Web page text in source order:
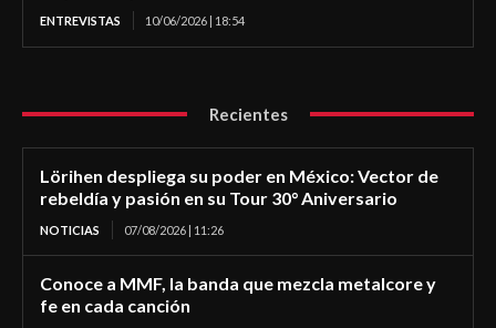
ENTREVISTAS 10/06/2026 | 18:54
Recientes
Lörihen despliega su poder en México: Vector de
rebeldía y pasión en su Tour 30° Aniversario
NOTICIAS 07/08/2026 | 11:26
Conoce a MMF, la banda que mezcla metalcore y
fe en cada canción